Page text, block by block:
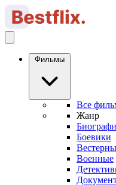
Фильмы
Все
Жанр
Боевики
Вестерны
Военные